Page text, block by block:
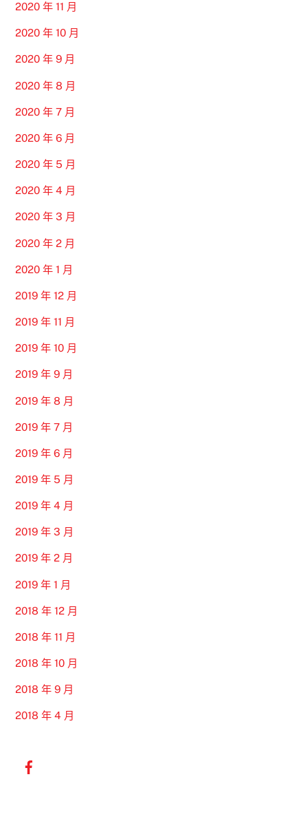
2020 年 11 月
2020 年 10 月
2020 年 9 月
2020 年 8 月
2020 年 7 月
2020 年 6 月
2020 年 5 月
2020 年 4 月
2020 年 3 月
2020 年 2 月
2020 年 1 月
2019 年 12 月
2019 年 11 月
2019 年 10 月
2019 年 9 月
2019 年 8 月
2019 年 7 月
2019 年 6 月
2019 年 5 月
2019 年 4 月
2019 年 3 月
2019 年 2 月
2019 年 1 月
2018 年 12 月
2018 年 11 月
2018 年 10 月
2018 年 9 月
2018 年 4 月